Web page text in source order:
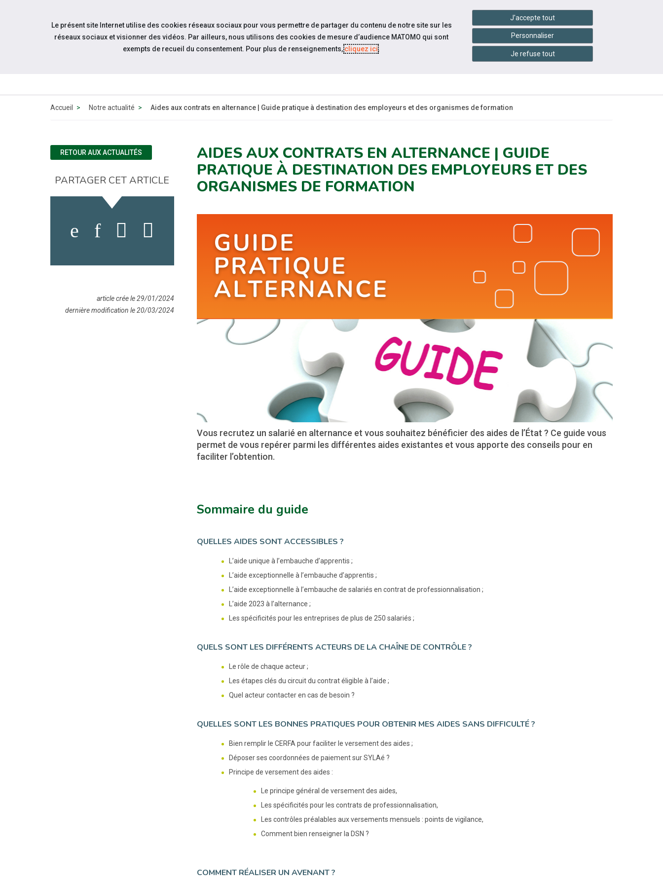
Aller au contenu
Accessibilité handshake Services en ligne
ESPACE
ESPACE
ÉVÉNEMENTS
PRATIQUES
Accueil Notre actualité Aides aux contrats en alternance | Guide pratique à destination des employeurs et des organismes de formation
AIDES AUX CONTRATS EN ALTERNANCE | GUIDE
PRATIQUE À DESTINATION DES EMPLOYEURS ET DES
ORGANISMES DE FORMATION
Vous recrutez un salarié en alternance et vous souhaitez bénéficier des aides de l’État ? Ce guide vous
permet de vous repérer parmi les différentes aides existantes et vous apporte des conseils pour en
faciliter l’obtention.
Sommaire du guide
QUELLES AIDES SONT ACCESSIBLES ?
L’aide unique à l’embauche d’apprentis ;
L’aide exceptionnelle à l’embauche d’apprentis ;
L’aide exceptionnelle à l’embauche de salariés en contrat de professionnalisation ;
L’aide 2023 à l’alternance ;
Les spécificités pour les entreprises de plus de 250 salariés ;
QUELS SONT LES DIFFÉRENTS ACTEURS DE LA CHAÎNE DE CONTRÔLE ?
Le rôle de chaque acteur ;
Les étapes clés du circuit du contrat éligible à l’aide ;
Quel acteur contacter en cas de besoin ?
QUELLES SONT LES BONNES PRATIQUES POUR OBTENIR MES AIDES SANS DIFFICULTÉ ?
Bien remplir le CERFA pour faciliter le versement des aides ;
Déposer ses coordonnées de paiement sur SYLAé ?
Principe de versement des aides :
Le principe général de versement des aides,
Les spécificités pour les contrats de professionnalisation,
Les contrôles préalables aux versements mensuels : points de vigilance,
Comment bien renseigner la DSN ?
COMMENT RÉALISER UN AVENANT ?
RETOUR AUX ACTUALITÉS
PARTAGER CET ARTICLE
article crée le 29/01/2024
dernière modification le 20/03/2024
Le présent site Internet utilise des cookies réseaux sociaux pour vous permettre de partager du contenu de notre site sur les
réseaux sociaux et visionner des vidéos. Par ailleurs, nous utilisons des cookies de mesure d’audience MATOMO qui sont
exempts de recueil du consentement. Pour plus de renseignements,cliquez ici.
J'accepte tout
Personnaliser
Je refuse tout